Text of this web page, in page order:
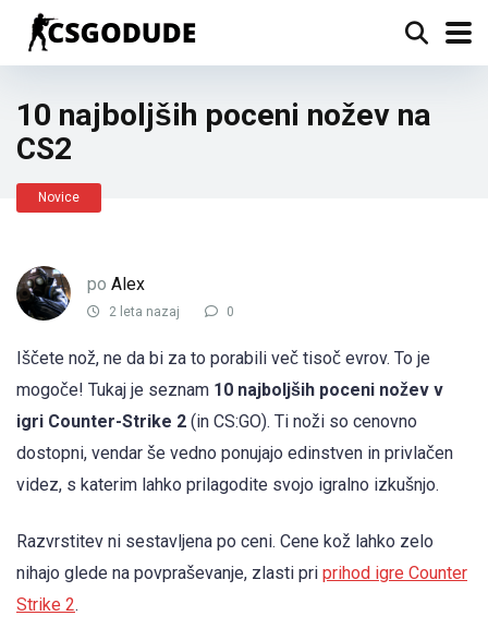
10 najboljših poceni nožev na
CS2
Novice
po Alex
2 leta nazaj 0
Iščete nož, ne da bi za to porabili več tisoč evrov. To je
mogoče! Tukaj je seznam 10 najboljših poceni nožev v
igri Counter-Strike 2 (in CS:GO). Ti noži so cenovno
dostopni, vendar še vedno ponujajo edinstven in privlačen
videz, s katerim lahko prilagodite svojo igralno izkušnjo.
Razvrstitev ni sestavljena po ceni. Cene kož lahko zelo
nihajo glede na povpraševanje, zlasti pri prihod igre Counter
Strike 2.